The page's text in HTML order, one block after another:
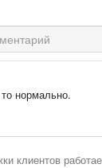
нормально.
клиентов